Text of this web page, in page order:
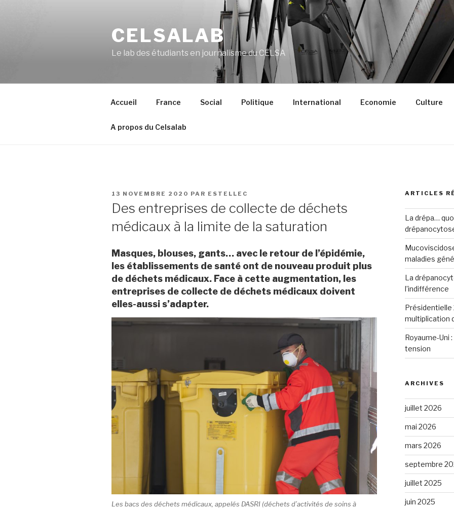
CELSALAB
Le lab des étudiants en journalisme du CELSA
Accueil France Social Politique International Economie Culture
A propos du Celsalab
PUBLIÉ
LE
13 NOVEMBRE 2020 PAR ESTELLEC
Des entreprises de collecte de déchets
médicaux à la limite de la saturation
Masques, blouses, gants… avec le retour de l’épidémie,
les établissements de santé ont de nouveau produit plus
de déchets médicaux. Face à cette augmentation, les
entreprises de collecte de déchets médicaux doivent
elles-aussi s’adapter.
Les bacs des déchets médicaux, appelés DASRI (déchets d’activités de soins à
ARTICLES
La drépa…
maladies
La
l’indifférence
Présidentielle
multiplication
Royaume-Uni
tension
ARCHIVES
juillet 2026
mai 2026
mars 2026
septembre
juillet 2025
juin 2025